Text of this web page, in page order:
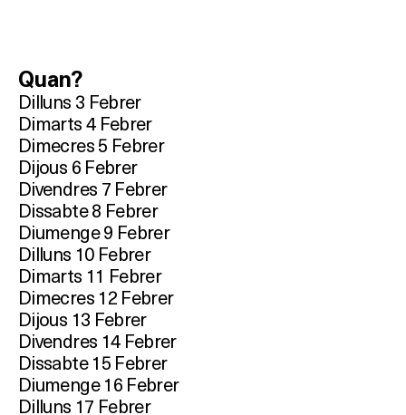
Quan?
Dilluns 3 Febrer
Dimarts 4 Febrer
Dimecres 5 Febrer
Dijous 6 Febrer
Divendres 7 Febrer
Dissabte 8 Febrer
Diumenge 9 Febrer
Dilluns 10 Febrer
Dimarts 11 Febrer
Dimecres 12 Febrer
Dijous 13 Febrer
Divendres 14 Febrer
Dissabte 15 Febrer
Diumenge 16 Febrer
Dilluns 17 Febrer